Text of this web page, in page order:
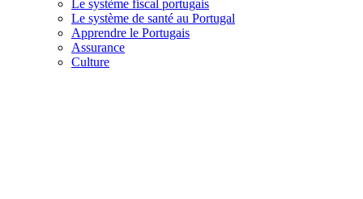
Le système fiscal portugais
Le système de santé au Portugal
Apprendre le Portugais
Assurance
Culture